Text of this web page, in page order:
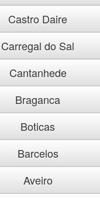
Castro Daire
Carregal do Sal
Cantanhede
Braganca
Boticas
Barcelos
Aveiro